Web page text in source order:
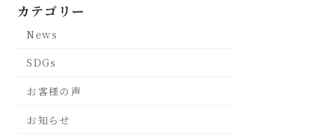
カテゴリー
News
SDGs
お客様の声
お知らせ